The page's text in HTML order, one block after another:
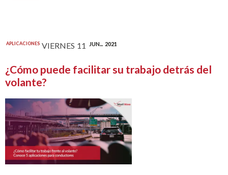
APLICACIONES VIERNES 11 JUN... 2021
¿Cómo puede facilitar su trabajo detrás del
volante?